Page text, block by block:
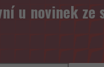
u novinek ze